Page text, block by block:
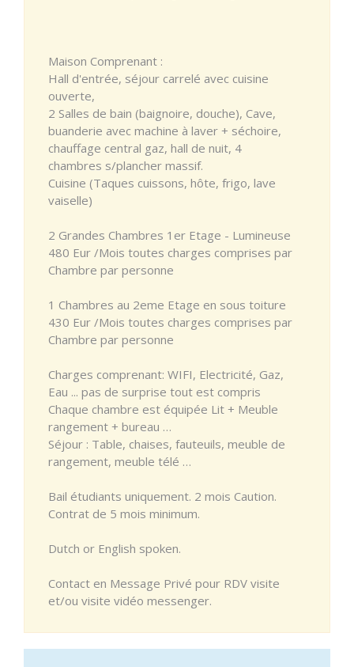
Maison Comprenant :
Hall d'entrée, séjour carrelé avec cuisine
ouverte,
2 Salles de bain (baignoire, douche), Cave,
buanderie avec machine à laver + séchoire,
chauffage central gaz, hall de nuit, 4
chambres s/plancher massif.
Cuisine (Taques cuissons, hôte, frigo, lave
vaiselle)
2 Grandes Chambres 1er Etage - Lumineuse
480 Eur /Mois toutes charges comprises par
Chambre par personne
1 Chambres au 2eme Etage en sous toiture
430 Eur /Mois toutes charges comprises par
Chambre par personne
Charges comprenant: WIFI, Electricité, Gaz,
Eau ... pas de surprise tout est compris
Chaque chambre est équipée Lit + Meuble
rangement + bureau …
Séjour : Table, chaises, fauteuils, meuble de
rangement, meuble télé …
Bail étudiants uniquement. 2 mois Caution.
Contrat de 5 mois minimum.
Dutch or English spoken.
Contact en Message Privé pour RDV visite
et/ou visite vidéo messenger.